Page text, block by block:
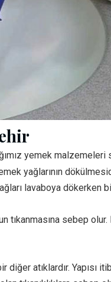
yemek malzemeleri
yağlarının
lavaboya
tıkanmasına sebep
diğer atıklardır.